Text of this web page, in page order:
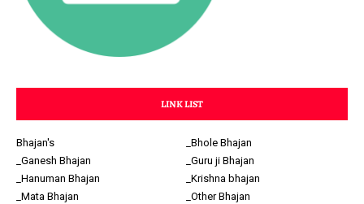
LINK LIST
Bhajan's
_Bhole Bhajan
_Ganesh Bhajan
_Guru ji Bhajan
_Hanuman Bhajan
_Krishna bhajan
_Mata Bhajan
_Other Bhajan